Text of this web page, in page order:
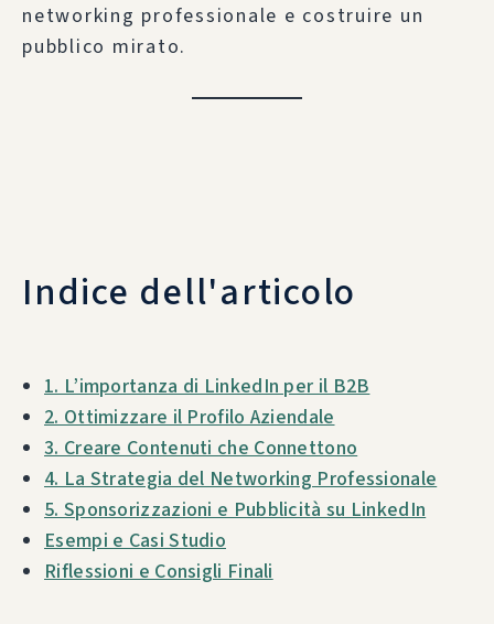
networking professionale e costruire un
pubblico mirato.
Indice dell'articolo
1. L’importanza di LinkedIn per il B2B
2. Ottimizzare il Profilo Aziendale
3. Creare Contenuti che Connettono
4. La Strategia del Networking Professionale
5. Sponsorizzazioni e Pubblicità su LinkedIn
Esempi e Casi Studio
Riflessioni e Consigli Finali